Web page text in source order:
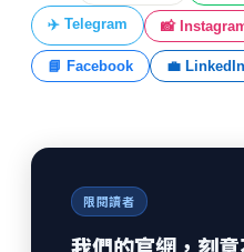
✈️ Telegram 📸
📘 Facebook 💼 LinkedIn
限閱讀者
我們的官網，刻